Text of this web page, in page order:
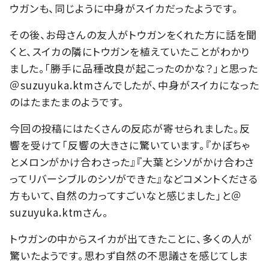
ウガンも、同じように中身がスイカだったようです。
その後、お母さんの友人がトウガンをくれた方に話を聞
くと、スイカの隣にトウガンを植えていたことがわかり
ました。「勝手に品種改良が起こったのかな？」と思った
＠suzuyuka.ktmさんでしたが、中身がスイカになった
のはたまたまのようです。
今回の投稿にはたくさんの反応が寄せられました。反
響を受けて「反響の大きさに驚いています。『かぼちゃ
とメロンがかけ合わさった』『大葉とシソがかけ合わさ
ってリバーシブルのシソができた』などコメントくださる
方もいて、自然の力ってすごいなと感じました」と＠
suzuyuka.ktmさん。
トウガンの中からスイカが出てきたことに、多くの人が
驚いたようです。思わず自然の不思議さを感じてしま